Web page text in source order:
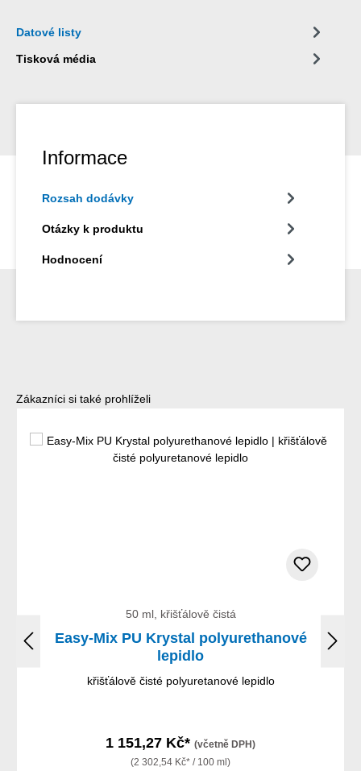
Datové listy
Tisková média
Informace
Rozsah dodávky
Otázky k produktu
Hodnocení
Přeskočit galerii produktů
Zákazníci si také prohlíželi
50 ml, křišťálově čistá
Easy-Mix PU Krystal polyurethanové
lepidlo
křišťálově čisté polyuretanové lepidlo
1 151,27 Kč* (včetně DPH)
(2 302,54 Kč* / 100 ml)